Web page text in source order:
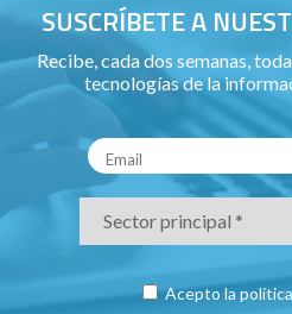
SUSCRÍBETE A
Recibe, cada dos semanas,
tecnologías de la
Acepto la